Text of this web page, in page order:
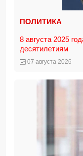
ПОЛИТИКА
8 августа 2025
десятилетиям
07 августа 2026